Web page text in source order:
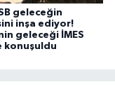
geleceğin
inşa ediyor!
geleceği İMES
konuşuldu